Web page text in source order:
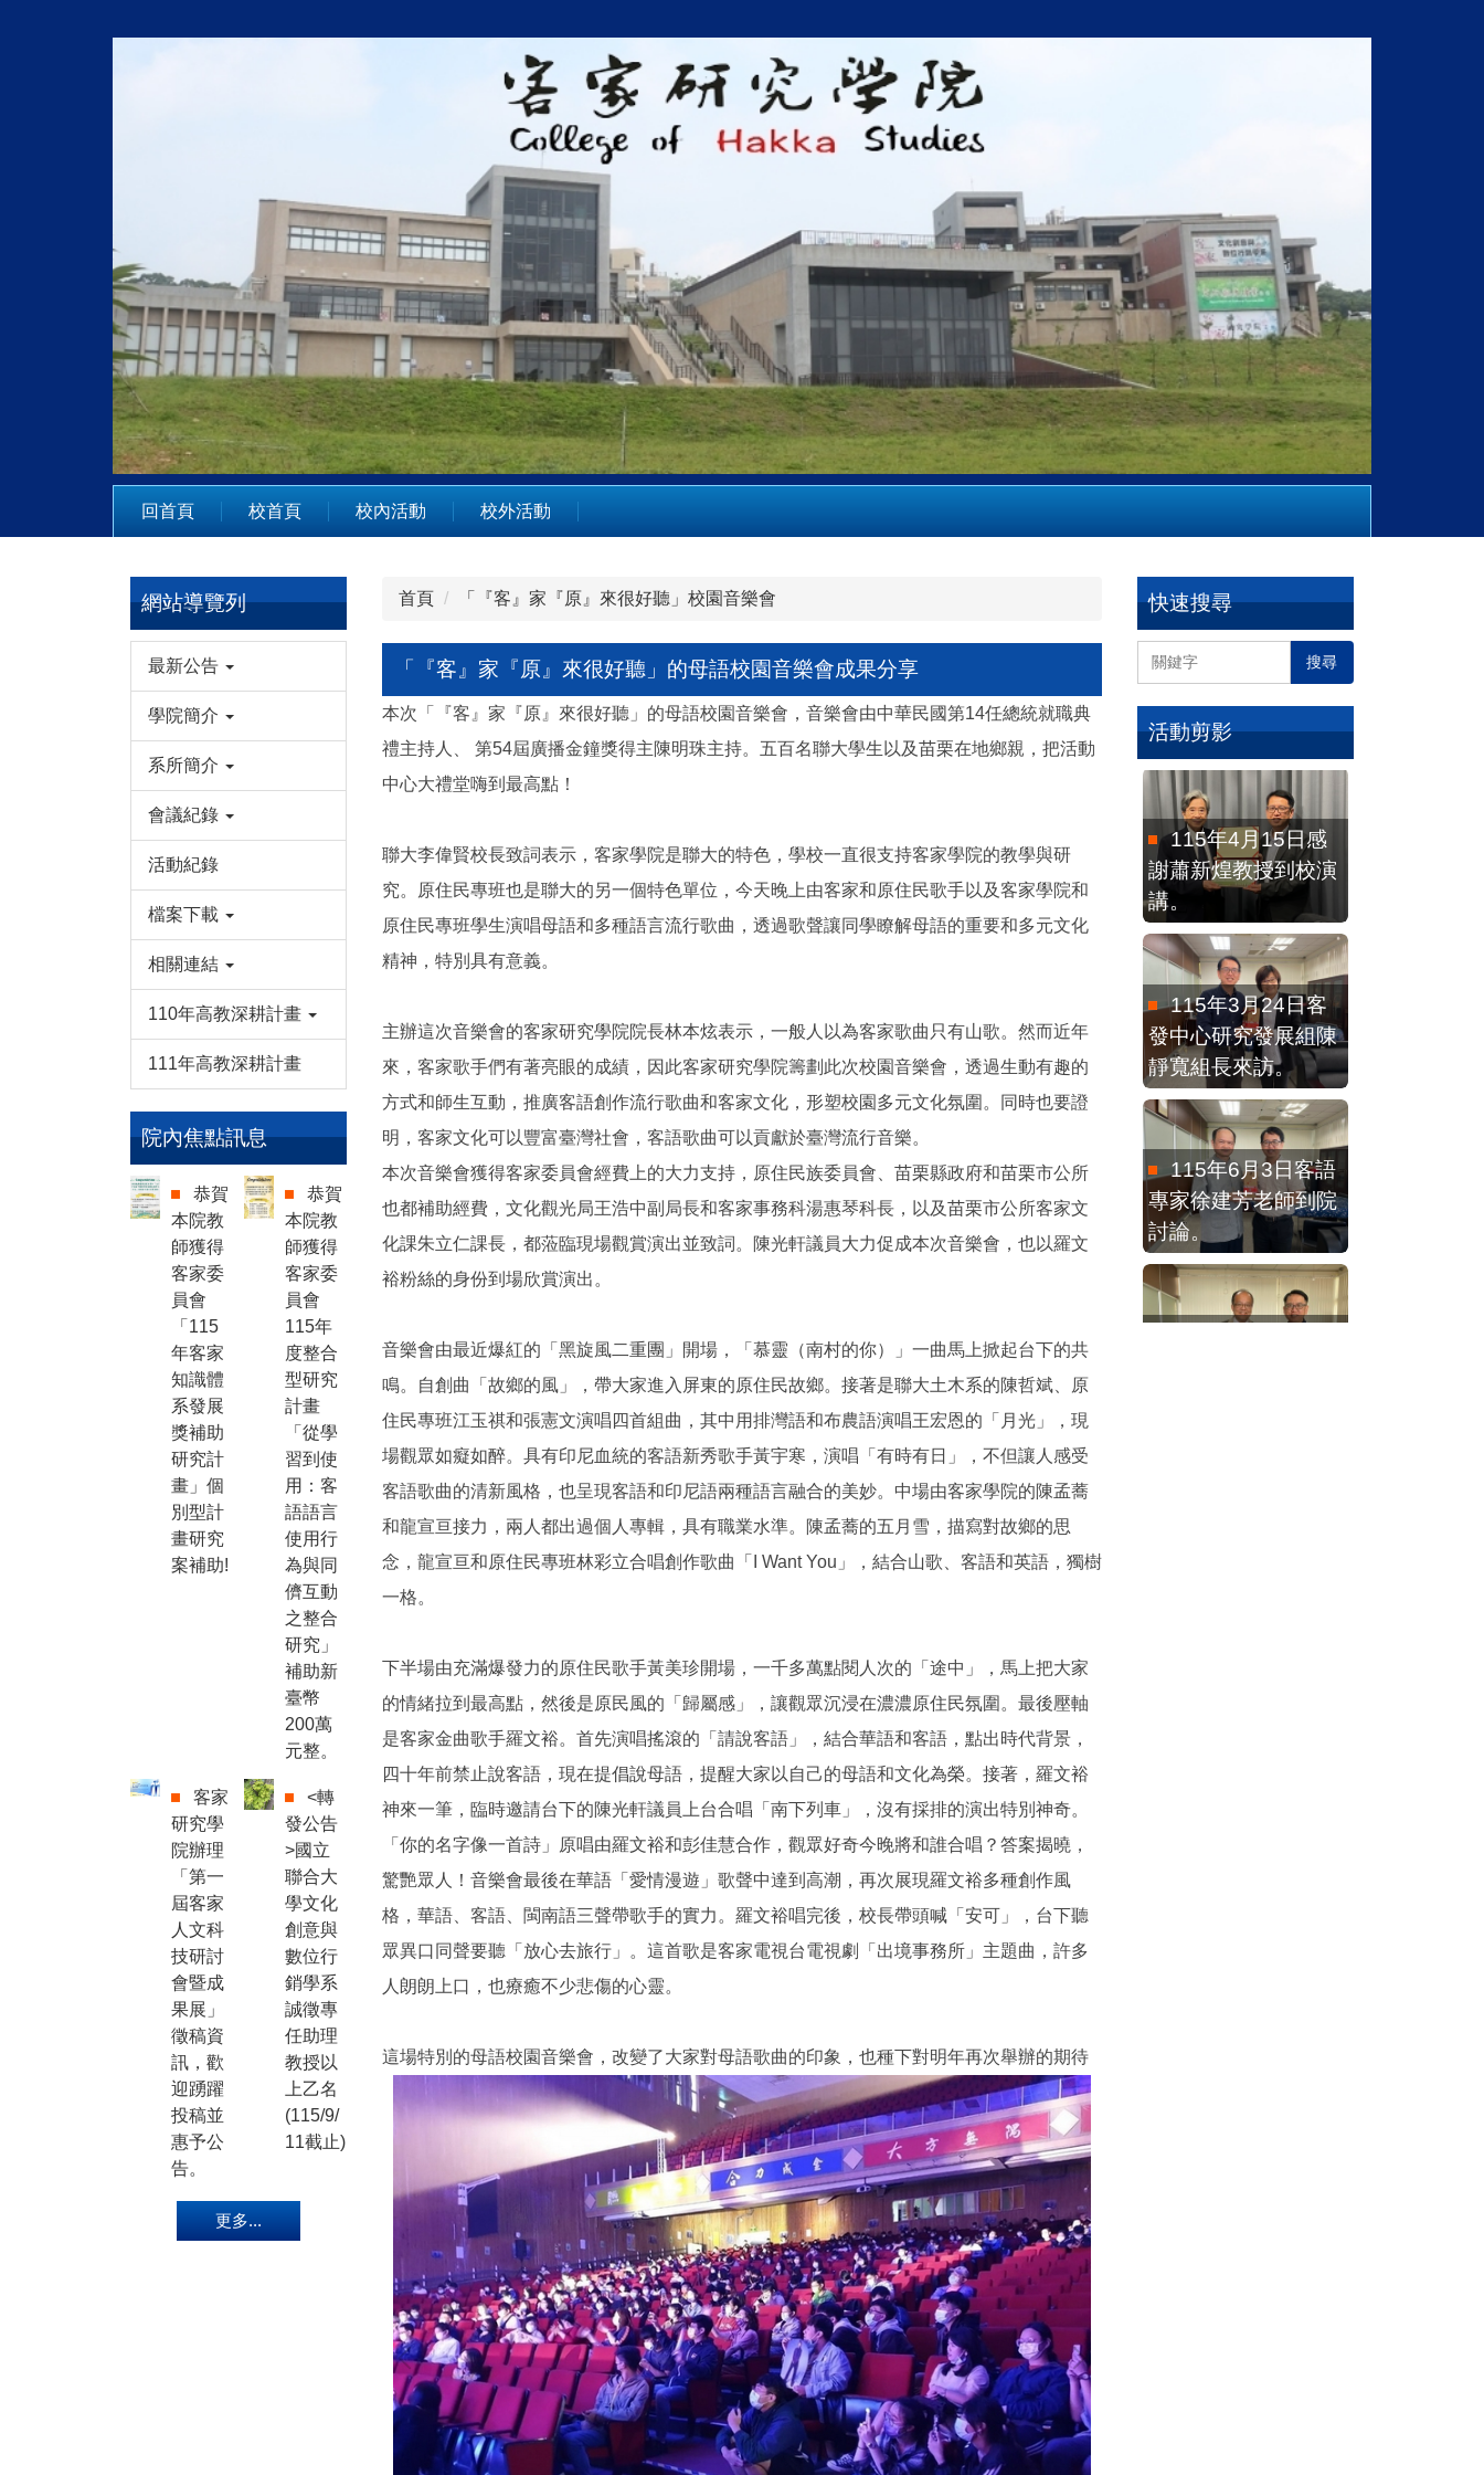
回首頁 校首頁 校內活動 校外活動
網站導覽列
最新公告
學院簡介
系所簡介
會議紀錄
活動紀錄
檔案下載
相關連結
110年高教深耕計畫
111年高教深耕計畫
院內焦點訊息
恭賀
本院教
師獲得
客家委
員會
「115
年客家
知識體
系發展
獎補助
研究計
畫」個
別型計
畫研究
案補助!
恭賀
本院教
師獲得
客家委
員會
115年
度整合
型研究
計畫
「從學
習到使
用：客
語語言
使用行
為與同
儕互動
之整合
研究」
補助新
臺幣
200萬
元整。
客家
研究學
院辦理
「第一
屆客家
人文科
技研討
會暨成
果展」
徵稿資
訊，歡
迎踴躍
投稿並
惠予公
告。
<轉
發公告
>國立
聯合大
學文化
創意與
數位行
銷學系
誠徵專
任助理
教授以
上乙名
(115/9/
11截止)
更多...
首頁 「『客』家『原』來很好聽」校園音樂會
「『客』家『原』來很好聽」的母語校園音樂會成果分享
本次「『客』家『原』來很好聽」的母語校園音樂會，音樂會由中華民國第14任總統就職典
禮主持人、 第54屆廣播金鐘獎得主陳明珠主持。五百名聯大學生以及苗栗在地鄉親，把活動
中心大禮堂嗨到最高點！
聯大李偉賢校長致詞表示，客家學院是聯大的特色，學校一直很支持客家學院的教學與研
究。原住民專班也是聯大的另一個特色單位，今天晚上由客家和原住民歌手以及客家學院和
原住民專班學生演唱母語和多種語言流行歌曲，透過歌聲讓同學瞭解母語的重要和多元文化
精神，特別具有意義。
主辦這次音樂會的客家研究學院院長林本炫表示，一般人以為客家歌曲只有山歌。然而近年
來，客家歌手們有著亮眼的成績，因此客家研究學院籌劃此次校園音樂會，透過生動有趣的
方式和師生互動，推廣客語創作流行歌曲和客家文化，形塑校園多元文化氛圍。同時也要證
明，客家文化可以豐富臺灣社會，客語歌曲可以貢獻於臺灣流行音樂。
本次音樂會獲得客家委員會經費上的大力支持，原住民族委員會、苗栗縣政府和苗栗市公所
也都補助經費，文化觀光局王浩中副局長和客家事務科湯惠琴科長，以及苗栗市公所客家文
化課朱立仁課長，都蒞臨現場觀賞演出並致詞。陳光軒議員大力促成本次音樂會，也以羅文
裕粉絲的身份到場欣賞演出。
音樂會由最近爆紅的「黑旋風二重團」開場，「慕靈（南村的你）」一曲馬上掀起台下的共
鳴。自創曲「故鄉的風」，帶大家進入屏東的原住民故鄉。接著是聯大土木系的陳哲斌、原
住民專班江玉祺和張憲文演唱四首組曲，其中用排灣語和布農語演唱王宏恩的「月光」，現
場觀眾如癡如醉。具有印尼血統的客語新秀歌手黃宇寒，演唱「有時有日」，不但讓人感受
客語歌曲的清新風格，也呈現客語和印尼語兩種語言融合的美妙。中場由客家學院的陳孟蕎
和龍宣亘接力，兩人都出過個人專輯，具有職業水準。陳孟蕎的五月雪，描寫對故鄉的思
念，龍宣亘和原住民專班林彩立合唱創作歌曲「I Want You」，結合山歌、客語和英語，獨樹
一格。
下半場由充滿爆發力的原住民歌手黃美珍開場，一千多萬點閱人次的「途中」，馬上把大家
的情緒拉到最高點，然後是原民風的「歸屬感」，讓觀眾沉浸在濃濃原住民氛圍。最後壓軸
是客家金曲歌手羅文裕。首先演唱搖滾的「請說客語」，結合華語和客語，點出時代背景，
四十年前禁止說客語，現在提倡說母語，提醒大家以自己的母語和文化為榮。接著，羅文裕
神來一筆，臨時邀請台下的陳光軒議員上台合唱「南下列車」，沒有採排的演出特別神奇。
「你的名字像一首詩」原唱由羅文裕和彭佳慧合作，觀眾好奇今晚將和誰合唱？答案揭曉，
驚艷眾人！音樂會最後在華語「愛情漫遊」歌聲中達到高潮，再次展現羅文裕多種創作風
格，華語、客語、閩南語三聲帶歌手的實力。羅文裕唱完後，校長帶頭喊「安可」，台下聽
眾異口同聲要聽「放心去旅行」。這首歌是客家電視台電視劇「出境事務所」主題曲，許多
人朗朗上口，也療癒不少悲傷的心靈。
這場特別的母語校園音樂會，改變了大家對母語歌曲的印象，也種下對明年再次舉辦的期待
快速搜尋
搜尋
活動剪影
115年2月4日全球
客家研究聯盟執行秘
書劉延芳博士來訪
115年4月15日感
謝蕭新煌教授到校演
講。
115年3月24日客
發中心研究發展組陳
靜寬組長來訪。
115年6月3日客語
專家徐建芳老師到院
討論。
115年2月4日教育
部本土語言傑出貢獻